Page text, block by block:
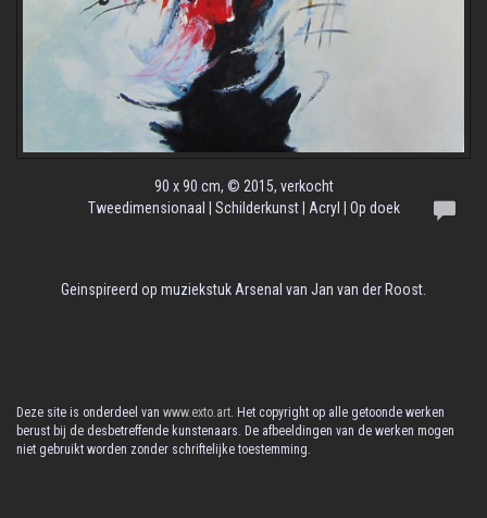
90 x 90 cm, © 2015, verkocht
Tweedimensionaal | Schilderkunst | Acryl | Op doek
Geinspireerd op muziekstuk Arsenal van Jan van der Roost.
Deze site is onderdeel van www.exto.art . Het copyright op alle getoonde werken
berust bij de desbetreffende kunstenaars. De afbeeldingen van de werken mogen
niet gebruikt worden zonder schriftelijke toestemming.